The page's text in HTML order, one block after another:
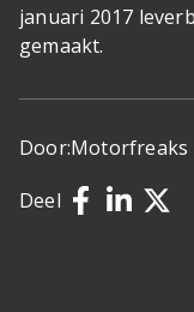
januari 2017
gemaakt.
Door:Motorfreaks
Deel